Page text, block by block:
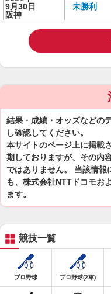
9月30日
阪神
未勝利
結果・成績・オッズなどの
し確認してください。
本サイトのページ上に掲載
期しておりますが、その内
ではありません。 当該情報
も、株式会社NTTドコモお
ます。
競技一覧
プロ野球 プロ野球(2軍)